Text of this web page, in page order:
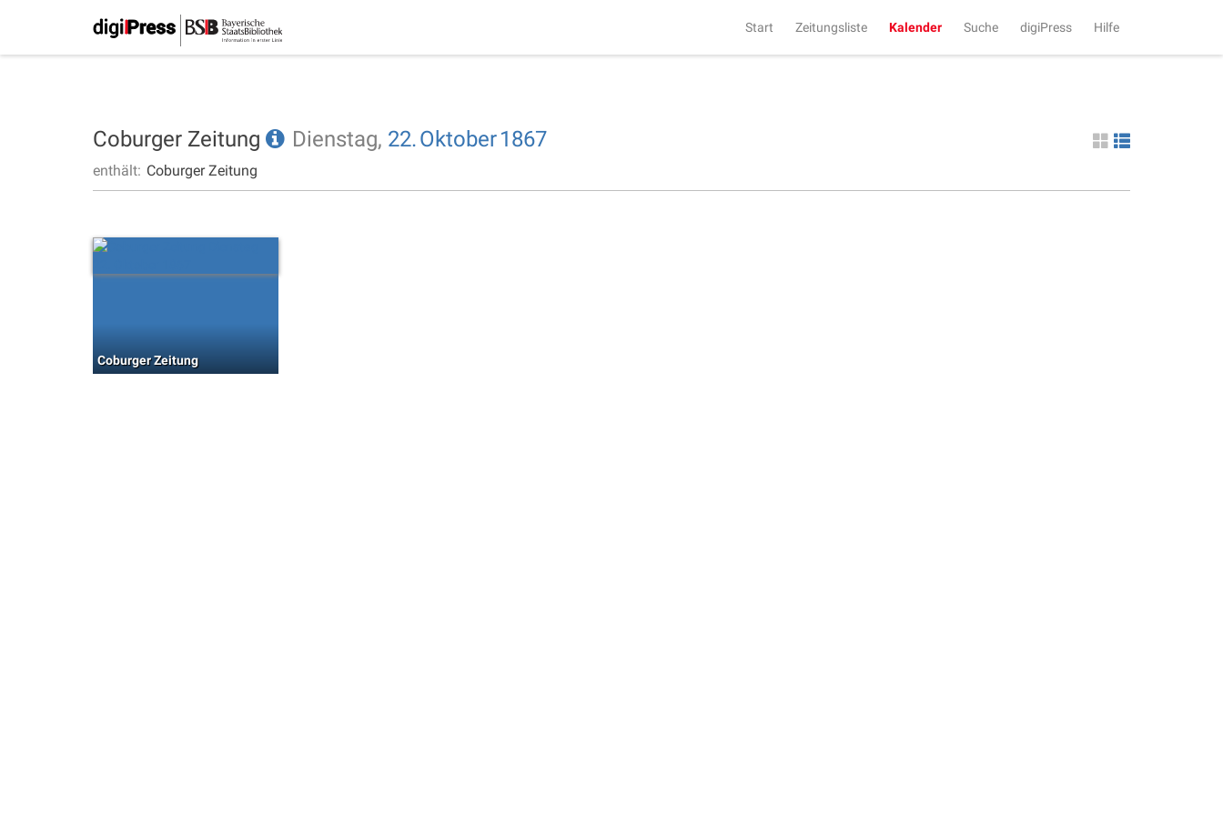
Start Zeitungsliste Kalender Suche digiPress Hilfe
Coburger Zeitung Dienstag, 22.Oktober1867
enthält: Coburger Zeitung
Coburger Zeitung